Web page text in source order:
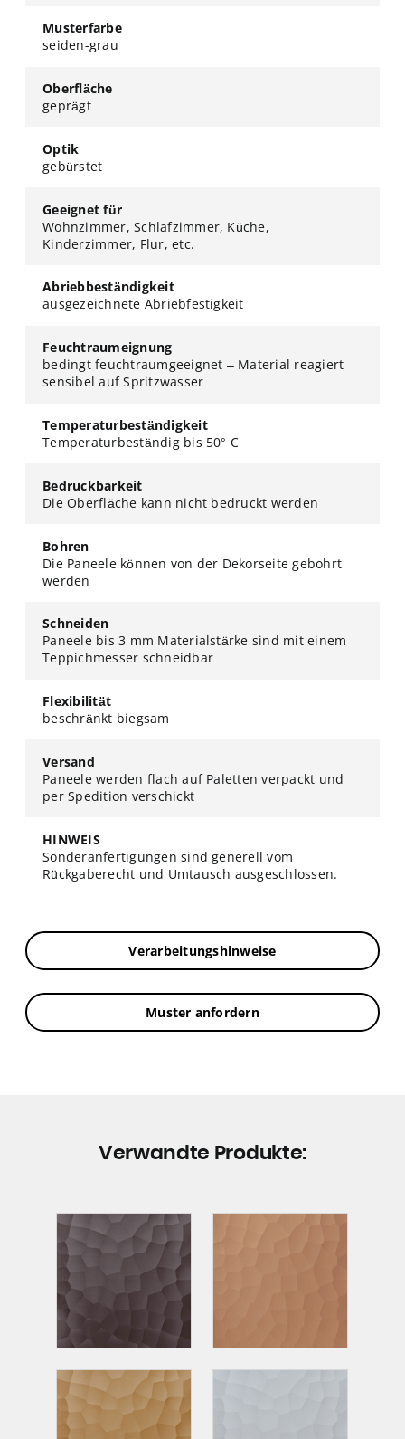
Musterfarbe
seiden-grau
Oberfläche
geprägt
Optik
gebürstet
Geeignet für
Wohnzimmer, Schlafzimmer, Küche,
Kinderzimmer, Flur, etc.
Abriebbeständigkeit
ausgezeichnete Abriebfestigkeit
Feuchtraumeignung
bedingt feuchtraumgeeignet – Material reagiert
sensibel auf Spritzwasser
Temperaturbeständigkeit
Temperaturbeständig bis 50° C
Bedruckbarkeit
Die Oberfläche kann nicht bedruckt werden
Bohren
Die Paneele können von der Dekorseite gebohrt
werden
Schneiden
Paneele bis 3 mm Materialstärke sind mit einem
Teppichmesser schneidbar
Flexibilität
beschränkt biegsam
Versand
Paneele werden flach auf Paletten verpackt und
per Spedition verschickt
HINWEIS
Sonderanfertigungen sind generell vom
Rückgaberecht und Umtausch ausgeschlossen.
Verarbeitungshinweise
Muster anfordern
Verwandte Produkte: